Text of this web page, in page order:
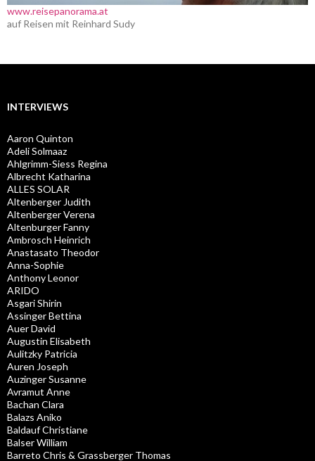
www.reisepanorama.at
auf Reisen mit Reinhard Sudy
INTERVIEWS
Aaron Quinton
Adeli Solmaaz
Ahlgrimm-Siess Regina
Albrecht Katharina
ALLES SOLAR
Altenberger Judith
Altenberger Verena
Altenburger Fanny
Ambrosch Heinrich
Anastasato Theodor
Anna-Sophie
Anthony Leonor
ARIDO
Asgari Shirin
Assinger Bettina
Auer David
Augustin Elisabeth
Aulitzky Patricia
Auren Joseph
Auzinger Susanne
Avramut Anne
Bachan Clara
Balazs Aniko
Baldauf Christiane
Balser William
Barreto Chris & Grassberger Thomas